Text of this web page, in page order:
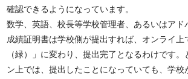
確認できるようになっています。
数学、英語、校長等学校管理者、あるいはアド
成績証明書は学校側が提出すれば、オンライ上
（緑）」に変わり、提出完了となるわけです
ン上では、提出したことになっていても、学校